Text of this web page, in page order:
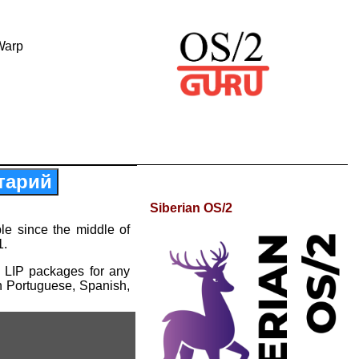
since the middle of
packages for any
Portuguese, Spanish,
Siberian OS/2